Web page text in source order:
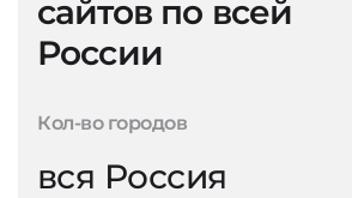
сайтов по всей
России
Кол-во городов
вся Россия